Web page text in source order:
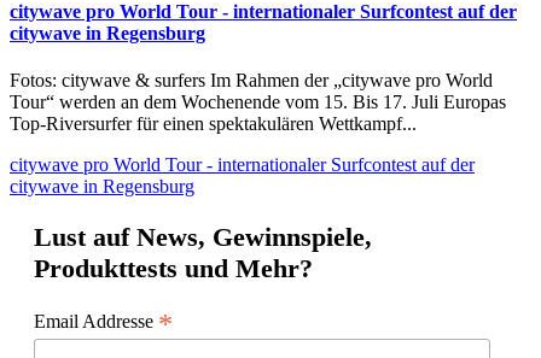
citywave pro World Tour - internationaler Surfcontest auf der
citywave in Regensburg
Fotos: citywave & surfers Im Rahmen der „citywave pro World
Tour“ werden an dem Wochenende vom 15. Bis 17. Juli Europas
Top-Riversurfer für einen spektakulären Wettkampf...
citywave pro World Tour - internationaler Surfcontest auf der
citywave in Regensburg
Lust auf News, Gewinnspiele,
Produkttests und Mehr?
Email Addresse *